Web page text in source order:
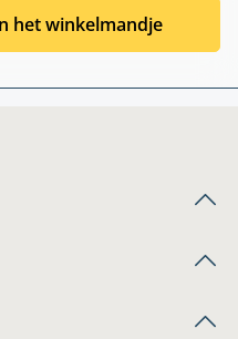
het winkelmandje